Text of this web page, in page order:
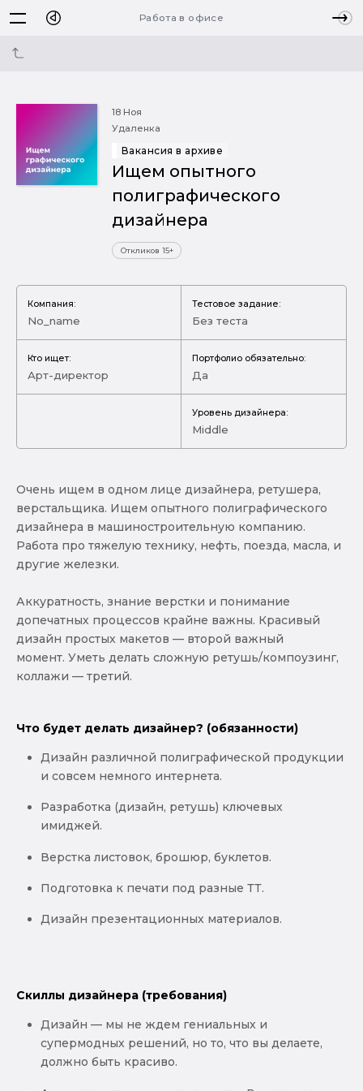
Работа в офисе
18 Ноя
Удаленка
Вакансия в архиве
Ищем опытного
полиграфического
дизайнера
Откликов 15+
Компания:
No_name
Тестовое задание:
Без теста
Кто ищет:
Арт-директор
Портфолио обязательно:
Да
Уровень дизайнера:
Middle
Очень ищем в одном лице дизайнера, ретушера,
верстальщика. Ищем опытного полиграфического
дизайнера в машиностроительную компанию.
Работа про тяжелую технику, нефть, поезда, масла, и
другие железки.
Аккуратность, знание верстки и понимание
допечатных процессов крайне важны. Красивый
дизайн простых макетов — второй важный
момент. Уметь делать сложную ретушь/компоузинг,
коллажи — третий.
Что будет делать дизайнер? (обязанности)
Дизайн различной полиграфической продукции
и совсем немного интернета.
Разработка (дизайн, ретушь) ключевых
имиджей.
Верстка листовок, брошюр, буклетов.
Подготовка к печати под разные ТТ.
Дизайн презентационных материалов.
Скиллы дизайнера (требования)
Дизайн — мы не ждем гениальных и
супермодных решений, но то, что вы делаете,
должно быть красиво.